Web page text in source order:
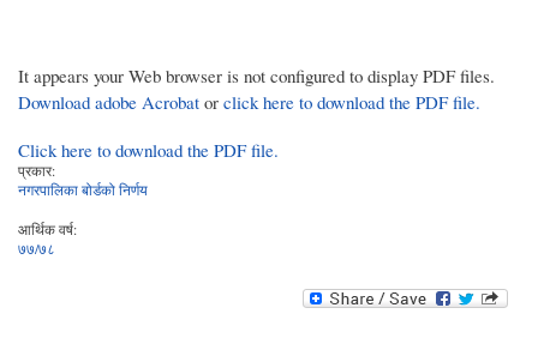
It appears your Web browser is not configured to display PDF files.
Download adobe Acrobat or click here to download the PDF file.
Click here to download the PDF file.
प्रकार:
नगरपालिका बोर्डको निर्णय
आर्थिक वर्ष:
७७/७८